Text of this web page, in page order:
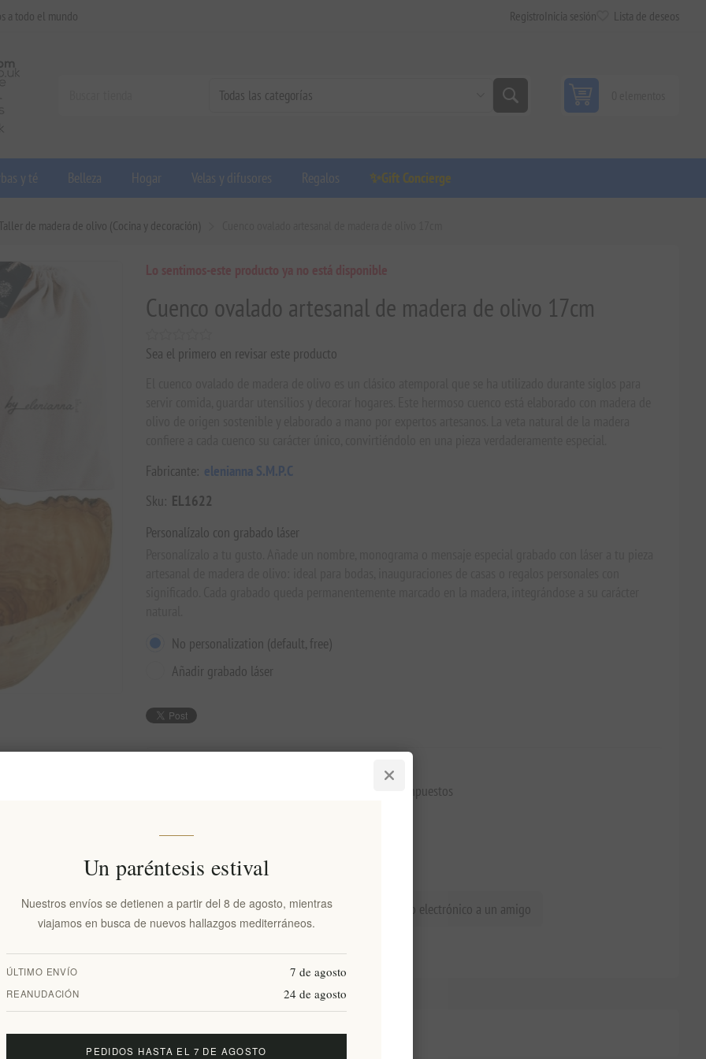
a todo el mundo Registro Inicia sesión Lista de deseos
y té Belleza Hogar Velas y difusores Regalos ✨Gift Concierge
de madera de olivo (Cocina y decoración)
Lo sentimos-este producto ya no está disponible
Cuenco ovalado artesanal de madera de olivo 17cm
Sea el primero en revisar este producto
Fabricante: elenianna S.M.P.C
Sku: EL1622
Personalízalo con grabado láser
No personalization (default, free)
Añadir grabado láser
Precio más bajo en los últimos 30 días:: €20,00 excl impuestos
Añadir a la lista de deseos Enviar un correo electrónico a un amigo
Fecha de entrega:2-8 días
general especificaciones Comentarios Contáctenos
Un paréntesis estival
Nuestros envíos se detienen a partir del 8 de agosto, mientras
viajamos en busca de nuevos hallazgos mediterráneos.
ÚLTIMO ENVÍO 7 de agosto
REANUDACIÓN 24 de agosto
PEDIDOS HASTA EL 7 DE AGOSTO